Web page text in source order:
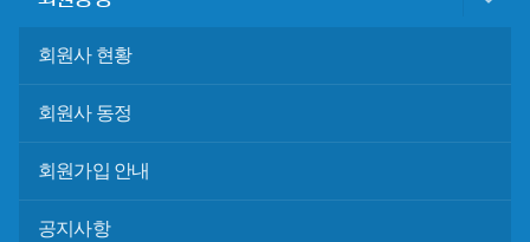
회원사 현황
회원사 동정
회원가입 안내
공지사항